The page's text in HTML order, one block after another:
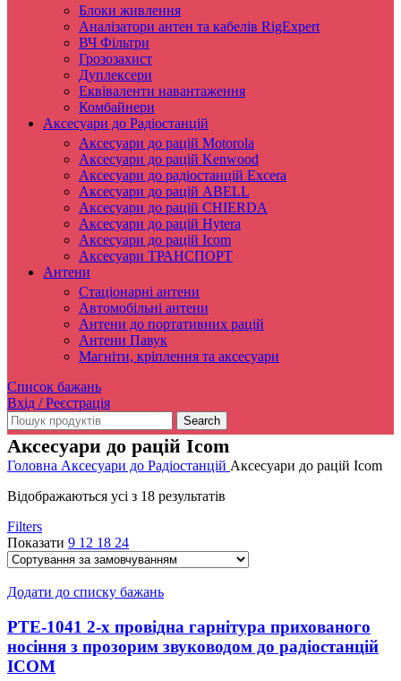
Блоки живлення
Аналізатори антен та кабелів RigExpert
ВЧ Фільтри
Грозозахист
Дуплексери
Еквіваленти навантаження
Комбайнери
Аксесуари до Радіостанцій
Аксесуари до рацій Motorola
Аксесуари до рацій Kenwood
Аксесуари до радіостанцій Excera
Аксесуари до рацій ABELL
Аксесуари до рацій CHIERDA
Аксесуари до рацій Hytera
Аксесуари до рацій Icom
Аксесуари ТРАНСПОРТ
Антени
Стаціонарні антени
Автомобільні антени
Антени до портативних рацій
Антени Павук
Магніти, кріплення та аксесуари
Список бажань
Вхід / Реєстрація
Search
Аксесуари до рацій Icom
Головна Аксесуари до Радіостанцій Аксесуари до рацій Icom
Відображаються усі з 18 результатів
Filters
Показати 9 12 18 24
Додати до списку бажань
PTE-1041 2-х провідна гарнітура прихованого
носіння з прозорим звуководом до радіостанцій
ICOM